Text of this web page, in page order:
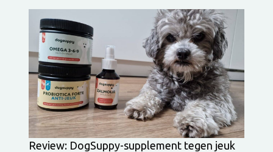
Review: DogSuppy-supplement tegen jeuk